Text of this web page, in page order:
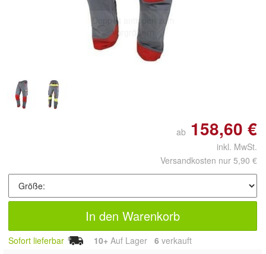
Doppelt antippen zum
vergrößern
ab 158,60 €
inkl. MwSt.
Versandkosten nur 5,90 €
In den Warenkorb
Sofort lieferbar 10+ Auf Lager 6 verkauft